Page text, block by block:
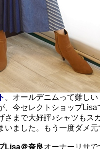
。オールデニムって難し
、今セレクトショップ
さまで大好評♪シャツもス
ました。もう一度ダメ
Lisa＠奈良オーナーリサで